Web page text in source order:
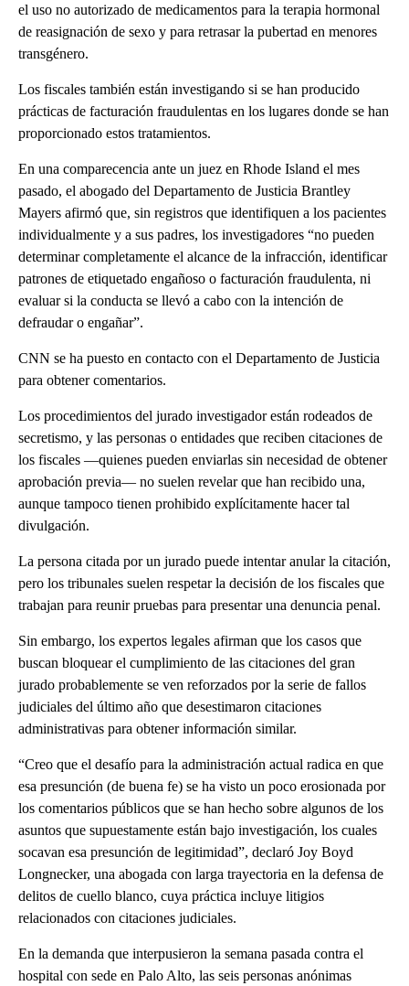
el uso no autorizado de medicamentos para la terapia hormonal
de reasignación de sexo y para retrasar la pubertad en menores
transgénero.
Los fiscales también están investigando si se han producido
prácticas de facturación fraudulentas en los lugares donde se han
proporcionado estos tratamientos.
En una comparecencia ante un juez en Rhode Island el mes
pasado, el abogado del Departamento de Justicia Brantley
Mayers afirmó que, sin registros que identifiquen a los pacientes
individualmente y a sus padres, los investigadores “no pueden
determinar completamente el alcance de la infracción, identificar
patrones de etiquetado engañoso o facturación fraudulenta, ni
evaluar si la conducta se llevó a cabo con la intención de
defraudar o engañar”.
CNN se ha puesto en contacto con el Departamento de Justicia
para obtener comentarios.
Los procedimientos del jurado investigador están rodeados de
secretismo, y las personas o entidades que reciben citaciones de
los fiscales —quienes pueden enviarlas sin necesidad de obtener
aprobación previa— no suelen revelar que han recibido una,
aunque tampoco tienen prohibido explícitamente hacer tal
divulgación.
La persona citada por un jurado puede intentar anular la citación,
pero los tribunales suelen respetar la decisión de los fiscales que
trabajan para reunir pruebas para presentar una denuncia penal.
Sin embargo, los expertos legales afirman que los casos que
buscan bloquear el cumplimiento de las citaciones del gran
jurado probablemente se ven reforzados por la serie de fallos
judiciales del último año que desestimaron citaciones
administrativas para obtener información similar.
“Creo que el desafío para la administración actual radica en que
esa presunción (de buena fe) se ha visto un poco erosionada por
los comentarios públicos que se han hecho sobre algunos de los
asuntos que supuestamente están bajo investigación, los cuales
socavan esa presunción de legitimidad”, declaró Joy Boyd
Longnecker, una abogada con larga trayectoria en la defensa de
delitos de cuello blanco, cuya práctica incluye litigios
relacionados con citaciones judiciales.
En la demanda que interpusieron la semana pasada contra el
hospital con sede en Palo Alto, las seis personas anónimas